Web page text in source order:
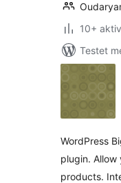
10+
Testet
WordPress
plugin.
products.